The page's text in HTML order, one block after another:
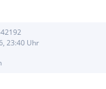
23:40Uhr